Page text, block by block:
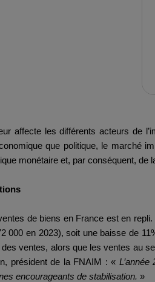
affecte les différents acteurs de
que politique, le marché
monétaire et, par conséquent, de
de biens en France est en
000 en 2023), soit une baisse de
ventes, alors que les ventes au
président de la FNAIM : «
encourageants de stabilisation. »